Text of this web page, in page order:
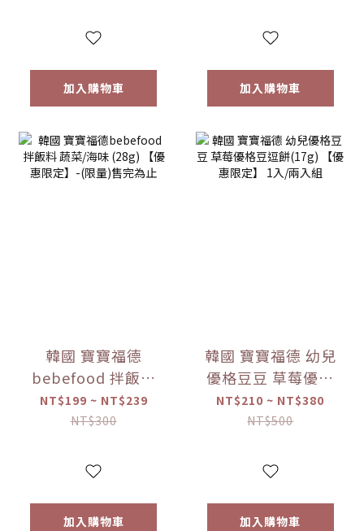
加入購物車 加入購物車
韓國 寶寶福德
bebefood 拌飯料
蔬菜/海味 (28g)
【優惠限定】-(限
NT$199 ~ NT$239
NT$300
加入購物車
韓國 寶寶福德 幼兒
優格豆豆 草莓優格
豆逗餅(17g) 【優惠
限定】 1入/兩入組
NT$210 ~ NT$380
NT$500
加入購物車